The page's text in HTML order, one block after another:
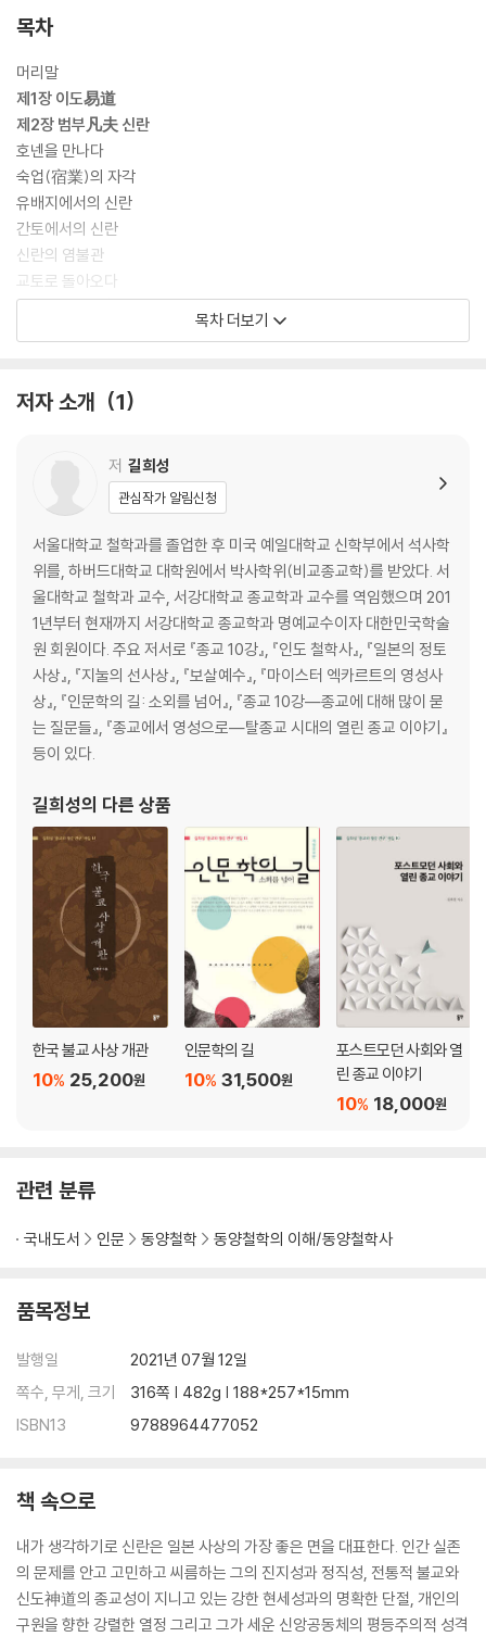
목차
머리말
제1장 이도易道
제2장 범부凡夫 신란
호넨을 만나다
숙업(宿業)의 자각
유배지에서의 신란
간토에서의 신란
신란의 염불관
교토로 돌아오다
제3장 신심信心
제4장 신심에 근거한 삶
신심과 도덕적 책임
제5장 상相과 무상無相
부록 「일본의 정토 사상」에 대하여/ 얀 반 브라그트
참고문헌
찾아보기
목차 더보기
저자 소개 1
저 길희성
관심작가 알림신청
서울대학교 철학과를 졸업한 후 미국 예일대학교 신학부에서 석사학
위를, 하버드대학교 대학원에서 박사학위(비교종교학)를 받았다. 서
울대학교 철학과 교수, 서강대학교 종교학과 교수를 역임했으며 201
1년부터 현재까지 서강대학교 종교학과 명예교수이자 대한민국학술
원 회원이다. 주요 저서로 『종교 10강』, 『인도 철학사』, 『일본의 정토
사상』, 『지눌의 선사상』, 『보살예수』, 『마이스터 엑카르트의 영성사
상』, 『인문학의 길: 소외를 넘어』, 『종교 10강―종교에 대해 많이 묻
는 질문들』, 『종교에서 영성으로―탈종교 시대의 열린 종교 이야기』
등이 있다.
길희성의 다른 상품
한국 불교 사상 개관
25,200원
10%
인문학의 길
31,500원
10%
포스트모던 사회와 열
린 종교 이야기
18,000원
10%
관련 분류
국내도서 인문 동양철학 동양철학의 이해/동양철학사
품목정보
발행일
2021년 07월 12일
쪽수, 무게, 크기
316쪽 | 482g | 188*257*15mm
ISBN13
9788964477052
책 속으로
내가 생각하기로 신란은 일본 사상의 가장 좋은 면을 대표한다. 인간 실존
의 문제를 안고 고민하고 씨름하는 그의 진지성과 정직성, 전통적 불교와
신도神道의 종교성이 지니고 있는 강한 현세성과의 명확한 단절, 개인의
구원을 향한 강렬한 열정 그리고 그가 세운 신앙공동체의 평등주의적 성격